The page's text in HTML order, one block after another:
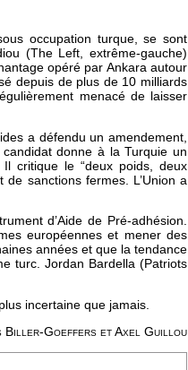
occupation turque, se sont
(The Left, extrême-gauche)
opéré par Ankara autour
depuis de plus de 10 milliards
menacé de laisser
a défendu un amendement,
donne à la Turquie un
Il critique le “deux poids, deux
de sanctions fermes. L’Union a
d’Aide de Pré-adhésion.
européennes et mener des
années et que la tendance
turc. Jordan Bardella (Patriots
incertaine que jamais.
Biller-Goeffers et Axel Guillou